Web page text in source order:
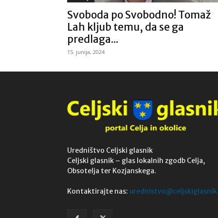
Svoboda po Svobodno! Tomaž
Lah kljub temu, da se ga
predlaga...
15. junija, 2024
Uredništvo Celjski glasnik
Celjski glasnik – glas lokalnih zgodb Celja,
Obsotelja ter Kozjanskega.
Kontaktirajte nas: